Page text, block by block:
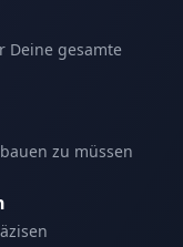
Deine gesamte
zu müssen